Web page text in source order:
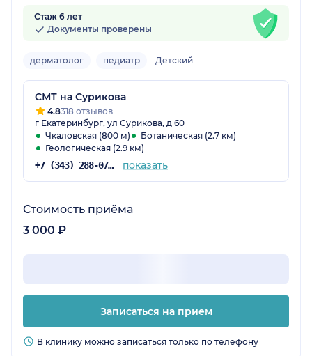
Стаж 6 лет
Документы проверены
дерматолог педиатр Детский
СМТ на Сурикова
4.8318 отзывов
г Екатеринбург, ул Сурикова, д 60
Чкаловская (800 м)
Ботаническая (2.7 км)
Геологическая (2.9 км)
+7 (343) 288-07-54 показать
Стоимость приёма
3 000 ₽
Записаться на прием
В клинику можно записаться только по телефону